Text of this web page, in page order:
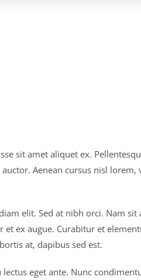
sit amet aliquet ex.
Aenean cursus nisl
elit. Sed at nibh orci. Nam sit
ex augue. Curabitur et
at, dapibus sed est.
eget ante. Nunc